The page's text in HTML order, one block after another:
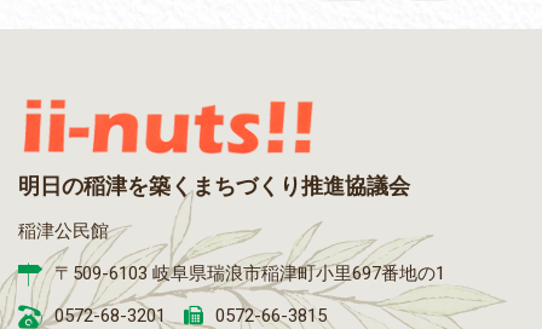
明日の稲津を築くまちづくり推進協議会
稲津公民館
〒509-6103 岐阜県瑞浪市稲津町小里697番地の1
0572-68-3201
0572-66-3815